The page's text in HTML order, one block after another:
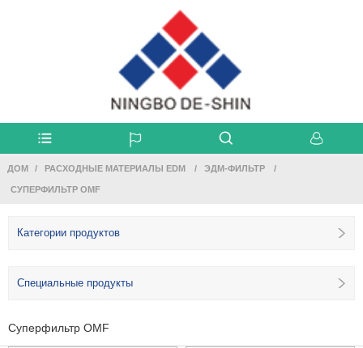
ДОМ РАСХОДНЫЕ МАТЕРИАЛЫ EDM ЭДМ-ФИЛЬТР
СУПЕРФИЛЬТР OMF
Категории продуктов
Специальные продукты
Суперфильтр OMF